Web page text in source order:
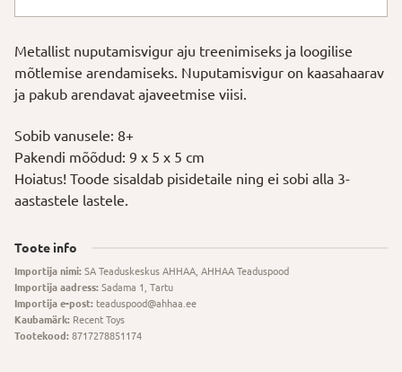
sa
suurepärane?"
kogus
Metallist nuputamisvigur aju treenimiseks ja loogilise
mõtlemise arendamiseks. Nuputamisvigur on kaasahaarav
ja pakub arendavat ajaveetmise viisi.
Sobib vanusele: 8+
Pakendi mõõdud: 9 x 5 x 5 cm
Hoiatus! Toode sisaldab pisidetaile ning ei sobi alla 3-
aastastele lastele.
Toote info
Importija nimi: SA Teaduskeskus AHHAA, AHHAA Teaduspood
Importija aadress: Sadama 1, Tartu
Importija e-post: teaduspood@ahhaa.ee
Kaubamärk: Recent Toys
Tootekood: 8717278851174